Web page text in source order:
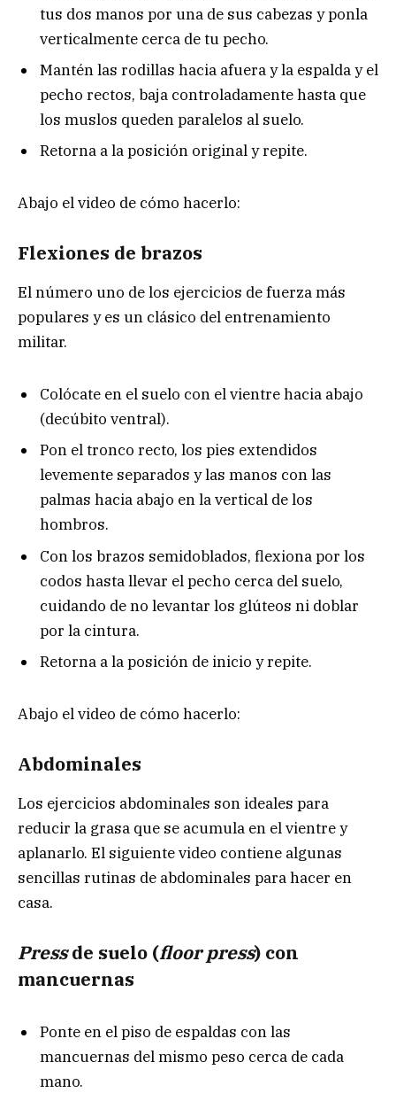
tus dos manos por una de sus cabezas y ponla
verticalmente cerca de tu pecho.
Mantén las rodillas hacia afuera y la espalda y el
pecho rectos, baja controladamente hasta que
los muslos queden paralelos al suelo.
Retorna a la posición original y repite.
Abajo el video de cómo hacerlo:
Flexiones de brazos
El número uno de los ejercicios de fuerza más
populares y es un clásico del entrenamiento
militar.
Colócate en el suelo con el vientre hacia abajo
(decúbito ventral).
Pon el tronco recto, los pies extendidos
levemente separados y las manos con las
palmas hacia abajo en la vertical de los
hombros.
Con los brazos semidoblados, flexiona por los
codos hasta llevar el pecho cerca del suelo,
cuidando de no levantar los glúteos ni doblar
por la cintura.
Retorna a la posición de inicio y repite.
Abajo el video de cómo hacerlo:
Abdominales
Los ejercicios abdominales son ideales para
reducir la grasa que se acumula en el vientre y
aplanarlo. El siguiente video contiene algunas
sencillas rutinas de abdominales para hacer en
casa.
Pressde suelo (floor press) con
mancuernas
Ponte en el piso de espaldas con las
mancuernas del mismo peso cerca de cada
mano.